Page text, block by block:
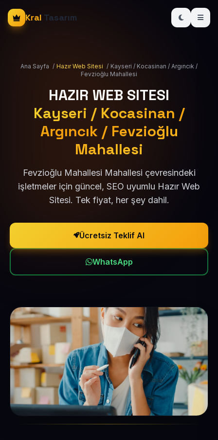
Kral Tasarım
Ana Sayfa / Hazır Web Sitesi / Kayseri / Kocasinan / Argıncık /
Fevzioğlu Mahallesi
HAZIR WEB SITESI
Kayseri / Kocasinan /
Argıncık / Fevzioğlu
Mahallesi
Fevzioğlu Mahallesi Mahallesi çevresindeki
işletmeler için güncel, SEO uyumlu Hazır Web
Sitesi. Tek fiyat, her şey dahil.
Ücretsiz Teklif Al
WhatsApp